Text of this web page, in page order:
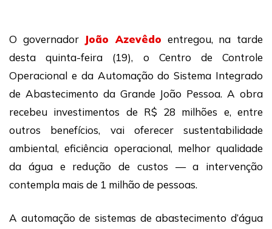
O governador João Azevêdo entregou, na tarde
desta quinta-feira (19), o Centro de Controle
Operacional e da Automação do Sistema Integrado
de Abastecimento da Grande João Pessoa. A obra
recebeu investimentos de R$ 28 milhões e, entre
outros benefícios, vai oferecer sustentabilidade
ambiental, eficiência operacional, melhor qualidade
da água e redução de custos — a intervenção
contempla mais de 1 milhão de pessoas.
A automação de sistemas de abastecimento d’água